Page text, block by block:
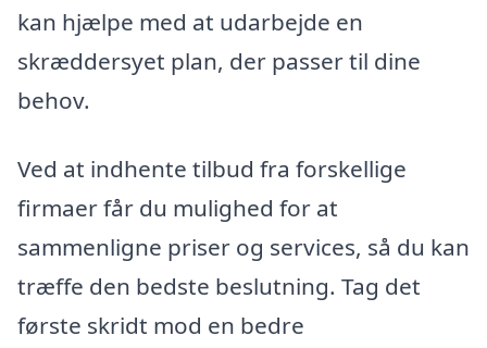
kan hjælpe med at udarbejde en
skræddersyet plan, der passer til dine
behov.
Ved at indhente tilbud fra forskellige
firmaer får du mulighed for at
sammenligne priser og services, så du kan
træffe den bedste beslutning. Tag det
første skridt mod en bedre